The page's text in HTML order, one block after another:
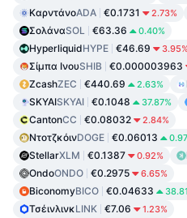
ΚαρντάνοADA €0.1731 2.73%
ΣολάναSOL €63.36 0.40%
HyperliquidHYPE €46.69
Σίμπα ΙνουSHIB €0.000003963
ZcashZEC €440.69 2.63%
SKYAISKYAI €0.1048 37.87%
CantonCC €0.08032 2.84%
ΝτοτζκόινDOGE €0.06013
StellarXLM €0.1387 0.92%
OndoONDO €0.2975 6.65%
BiconomyBICO €0.04633
ΤσέινλινκLINK €7.06 1.23%